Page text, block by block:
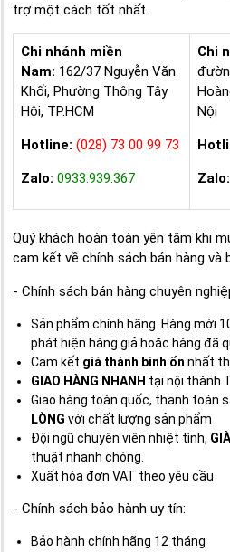
trợ một cách tốt nhất.
Chi nhánh miền
Nam: 162/37 Nguyễn Văn
Khối, Phường Thông Tây
Hội, TP.HCM
Hotline: (028) 73 00 99 73
Zalo: 0933.939.367
Chi
Nội
Zalo:
Quý khách hoàn toàn yên tâm khi
cam kết về chính sách bán hàng và
- Chính sách bán hàng chuyên
Sản phẩm chính hãng. Hàng mới
phát hiện hàng giả hoặc hàng đã
Cam kết giá thành bình ổn nhất
GIAO HÀNG NHANH tại nội thành
Giao hàng toàn quốc, thanh toán
LÒNG với chất lượng sản phẩm
Đội ngũ chuyên viên nhiệt tình,
thuật nhanh chóng.
Xuất hóa đơn VAT theo yêu cầu
- Chính sách bảo hành uy tín:
Bảo hành chính hãng 12 tháng